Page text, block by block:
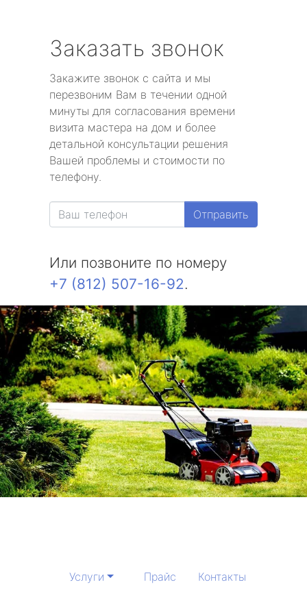
Заказать звонок
Закажите звонок с сайта и мы
перезвоним Вам в течении одной
минуты для согласования времени
визита мастера на дом и более
детальной консультации решения
Вашей проблемы и стоимости по
телефону.
Отправить
Или позвоните по номеру
+7 (812) 507-16-92.
Услуги Прайс Контакты